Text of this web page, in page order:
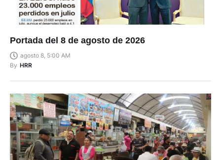
Portada del 8 de agosto de 2026
agosto 8, 5:00 AM
By HRR